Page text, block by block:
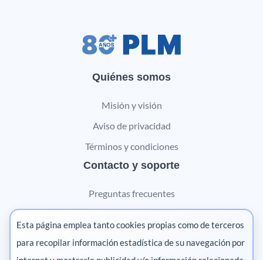
Quiénes somos
Misión y visión
Aviso de privacidad
Términos y condiciones
Contacto y soporte
Preguntas frecuentes
Marketing digital
Esta página emplea tanto cookies propias como de terceros
para recopilar información estadística de su navegación por